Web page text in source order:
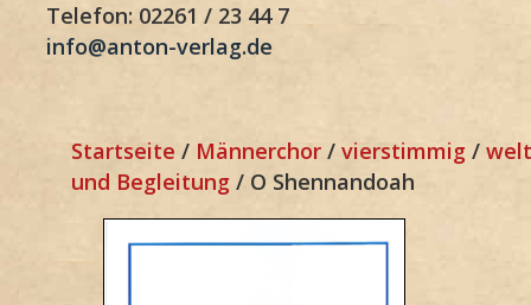
Telefon: 02261 / 23 44 7
info@anton-verlag.de
Startseite / Männerchor / vierstimmig /
und Begleitung / O Shennandoah